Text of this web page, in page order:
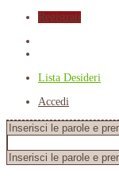
Registrati
Lista Desideri
Accedi